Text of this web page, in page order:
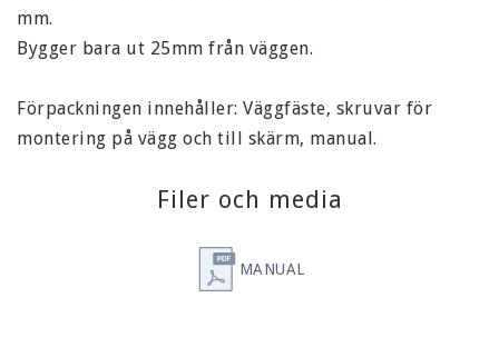
mm.
Bygger bara ut 25mm från väggen.
Förpackningen innehåller: Väggfäste, skruvar för
montering på vägg och till skärm, manual.
Filer och media
MANUAL